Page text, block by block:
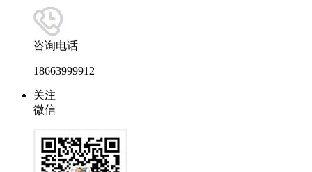
咨询电话
18663999912
关注
微信